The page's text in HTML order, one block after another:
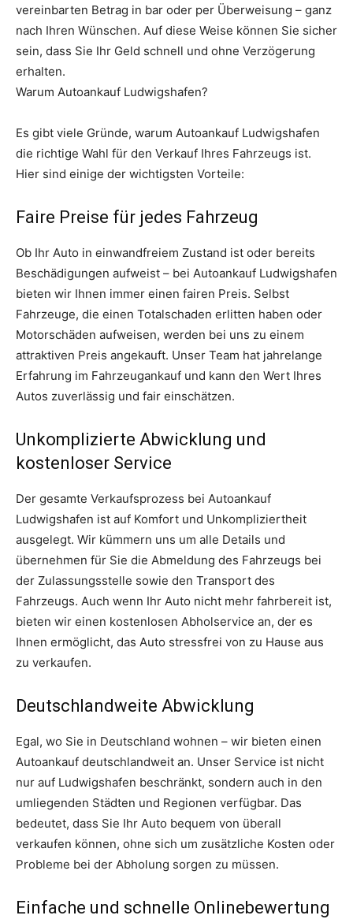
vereinbarten Betrag in bar oder per Überweisung – ganz
nach Ihren Wünschen. Auf diese Weise können Sie sicher
sein, dass Sie Ihr Geld schnell und ohne Verzögerung
erhalten.
Warum Autoankauf Ludwigshafen?
Es gibt viele Gründe, warum Autoankauf Ludwigshafen
die richtige Wahl für den Verkauf Ihres Fahrzeugs ist.
Hier sind einige der wichtigsten Vorteile:
Faire Preise für jedes Fahrzeug
Ob Ihr Auto in einwandfreiem Zustand ist oder bereits
Beschädigungen aufweist – bei Autoankauf Ludwigshafen
bieten wir Ihnen immer einen fairen Preis. Selbst
Fahrzeuge, die einen Totalschaden erlitten haben oder
Motorschäden aufweisen, werden bei uns zu einem
attraktiven Preis angekauft. Unser Team hat jahrelange
Erfahrung im Fahrzeugankauf und kann den Wert Ihres
Autos zuverlässig und fair einschätzen.
Unkomplizierte Abwicklung und
kostenloser Service
Der gesamte Verkaufsprozess bei Autoankauf
Ludwigshafen ist auf Komfort und Unkompliziertheit
ausgelegt. Wir kümmern uns um alle Details und
übernehmen für Sie die Abmeldung des Fahrzeugs bei
der Zulassungsstelle sowie den Transport des
Fahrzeugs. Auch wenn Ihr Auto nicht mehr fahrbereit ist,
bieten wir einen kostenlosen Abholservice an, der es
Ihnen ermöglicht, das Auto stressfrei von zu Hause aus
zu verkaufen.
Deutschlandweite Abwicklung
Egal, wo Sie in Deutschland wohnen – wir bieten einen
Autoankauf deutschlandweit an. Unser Service ist nicht
nur auf Ludwigshafen beschränkt, sondern auch in den
umliegenden Städten und Regionen verfügbar. Das
bedeutet, dass Sie Ihr Auto bequem von überall
verkaufen können, ohne sich um zusätzliche Kosten oder
Probleme bei der Abholung sorgen zu müssen.
Einfache und schnelle Onlinebewertung